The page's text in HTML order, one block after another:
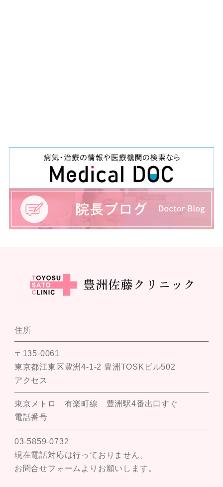
住所
〒135-0061
東京都江東区豊洲4-1-2 豊洲TOSKビル502
アクセス
東京メトロ 有楽町線 豊洲駅4番出口すぐ
電話番号
03-5859-0732
現在電話対応は行っておりません。
お問合せフォームよりお願いします。